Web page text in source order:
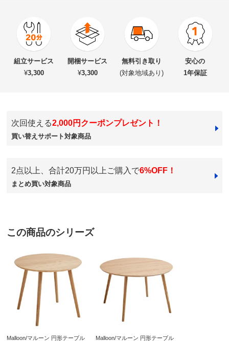
商品番号 900-H820-12
商品名・特徴 Malloon/マルーン 円形テーブル 径120cm オーク
旧価格：¥168,000 税込
※北海道・九州・沖縄は地域配送料がかかります。
組み立て 組立て時間の目安：
約として承ります。
＜個口1＞幅126×奥行126×高さ5cm 重さ18.0kg
＜個口2＞幅124×奥行78×高さ17cm 重さ10.0kg
※大型商品につき、搬入経路のご確認をお願いします。
お部屋に入らず吊り上げをする場合、別途以下の作業代金がかか
ります。商品や個数、作業内容・設置場所等により、目安の作業
代金よりも高くなる場合があります。
＜作業代金の目安＞
組立サービス
¥3,300
開梱サービス
¥3,300
無料引き取り
(対象地域あり)
安心の
1年保証
次回使える2,000円クーポンプレゼント！
買い替えサポート対象商品
2点以上、合計20万円以上ご購入で6%OFF！
まとめ買い対象商品
この商品のシリーズ
Malloon/マルーン 円形テーブル
Malloon/マルーン 円形テーブル